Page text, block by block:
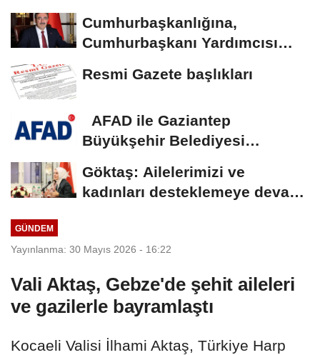
Cumhurbaşkanlığına,
Cumhurbaşkanı Yardımcısı
Resmi Gazete başlıkları
AFAD ile Gaziantep
Büyükşehir Belediyesi
Göktaş: Ailelerimizi ve
kadınları desteklemeye devam
GÜNDEM
Yayınlanma: 30 Mayıs 2026 - 16:22
Vali Aktaş, Gebze'de şehit aileleri
ve gazilerle bayramlaştı
Kocaeli Valisi İlhami Aktaş, Türkiye Harp